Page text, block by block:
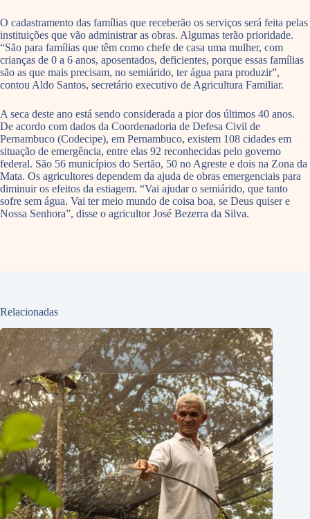
O cadastramento das famílias que receberão os serviços será feita pelas
instituições que vão administrar as obras. Algumas terão prioridade.
“São para famílias que têm como chefe de casa uma mulher, com
crianças de 0 a 6 anos, aposentados, deficientes, porque essas famílias
são as que mais precisam, no semiárido, ter água para produzir”,
contou Aldo Santos, secretário executivo de Agricultura Familiar.
A seca deste ano está sendo considerada a pior dos últimos 40 anos.
De acordo com dados da Coordenadoria de Defesa Civil de
Pernambuco (Codecipe), em Pernambuco, existem 108 cidades em
situação de emergência, entre elas 92 reconhecidas pelo governo
federal. São 56 municípios do Sertão, 50 no Agreste e dois na Zona da
Mata. Os agricultores dependem da ajuda de obras emergenciais para
diminuir os efeitos da estiagem. “Vai ajudar o semiárido, que tanto
sofre sem água. Vai ter meio mundo de coisa boa, se Deus quiser e
Nossa Senhora”, disse o agricultor José Bezerra da Silva.
Relacionadas